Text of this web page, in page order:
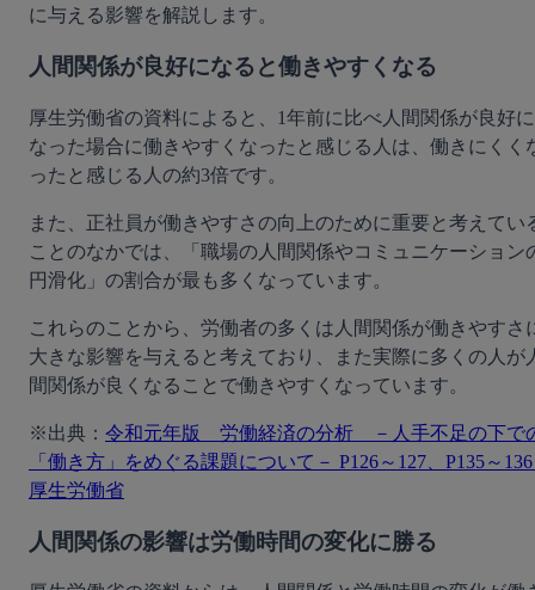
に与える影響を解説します。
人間関係が良好になると働きやすくなる
厚生労働省の資料によると、1年前に比べ人間関係が良好に
なった場合に働きやすくなったと感じる人は、働きにくく
ったと感じる人の約3倍です。
また、正社員が働きやすさの向上のために重要と考えてい
ことのなかでは、「職場の人間関係やコミュニケーション
円滑化」の割合が最も多くなっています。
これらのことから、労働者の多くは人間関係が働きやすさ
大きな影響を与えると考えており、また実際に多くの人が
間関係が良くなることで働きやすくなっています。
※出典： 令和元年版　労働経済の分析　－人手不足の下で
「働き方」をめぐる課題について－ P126～127、P135～136
厚生労働省
人間関係の影響は労働時間の変化に勝る